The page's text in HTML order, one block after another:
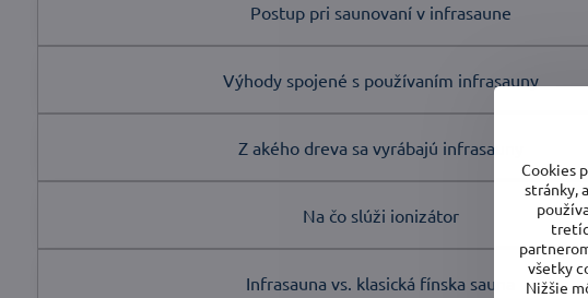
Postup pri saunovaní v infrasaune
Výhody spojené s používaním infrasauny
Z akého dreva sa vyrábajú infrasauny
Na čo slúži ionizátor
Infrasauna vs. klasická fínska sauna
Cookies
stránky,
všetky
Nižšie